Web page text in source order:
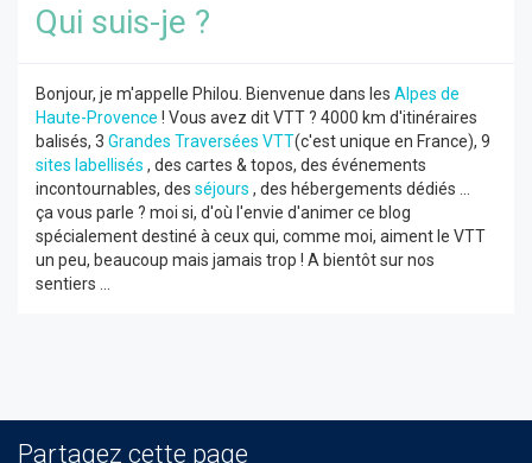
Qui suis-je ?
Bonjour, je m'appelle Philou. Bienvenue dans les Alpes de
Haute-Provence ! Vous avez dit VTT ? 4000 km d'itinéraires
balisés, 3 Grandes Traversées VTT(c'est unique en France), 9
sites labellisés , des cartes & topos, des événements
incontournables, des séjours , des hébergements dédiés ...
ça vous parle ? moi si, d'où l'envie d'animer ce blog
spécialement destiné à ceux qui, comme moi, aiment le VTT
un peu, beaucoup mais jamais trop ! A bientôt sur nos
sentiers ...
Partagez cette page